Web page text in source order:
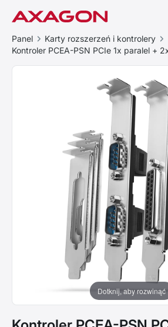
Panel
Karty rozszerzeń i kontrolery
Kontroler PCEA-PSN PCIe 1x paralel +
Dotknij, aby rozwinąć